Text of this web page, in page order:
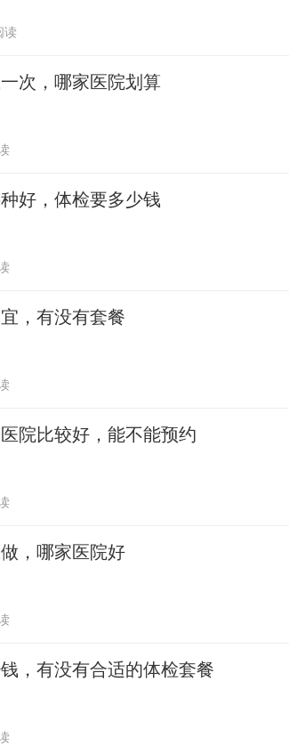
读
次，哪家医院划算
好，体检要多少钱
，有没有套餐
院比较好，能不能预约
，哪家医院好
，有没有合适的体检套餐